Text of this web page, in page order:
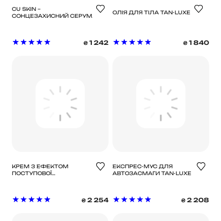
CU SKIN –
СОНЦЕЗАХИСНИЙ СЕРУМ
PA++++, 50 Г
₴ 1 242
ОЛІЯ ДЛЯ ТІЛА TAN-LUXE
₴ 1 840
КРЕМ З ЕФЕКТОМ
ПОСТУПОВОЇ
₴ 2 254
ЕКСПРЕС-МУС ДЛЯ
АВТОЗАСМАГИ TAN-LUXE
₴ 2 208